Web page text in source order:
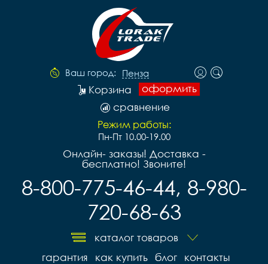
Ваш город: Пенза
оформить
Корзина
сравнение
Режим работы:
Пн-Пт 10.00-19.00
Онлайн- заказы! Доставка -
бесплатно! Звоните!
8-800-775-46-44, 8-980-
720-68-63
каталог товаров
контакты
блог
как купить
гарантия